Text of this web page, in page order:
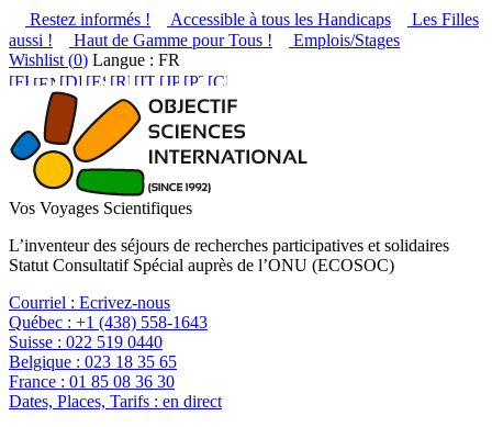
Restez informés ! Accessible à tous les Handicaps
Les Filles
aussi !
Haut de Gamme pour Tous !
Emplois/Stages
Wishlist (0) Langue : FR
Vos Voyages Scientifiques
L’inventeur des séjours de recherches participatives et solidaires
Statut Consultatif Spécial auprès de l’ONU (ECOSOC)
Courriel : Ecrivez-nous
Québec : +1 (438) 558-1643
Suisse : 022 519 0440
Belgique : 023 18 35 65
France : 01 85 08 36 30
Dates, Places, Tarifs : en direct